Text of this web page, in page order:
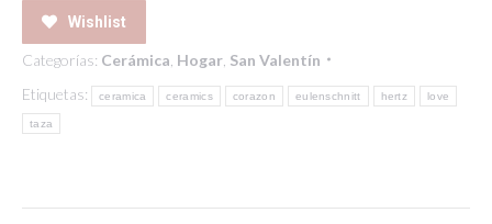
Wishlist
Categorías: Cerámica Hogar San Valentín
Etiquetas:
ceramica ceramics corazon eulenschnitt hertz love
taza